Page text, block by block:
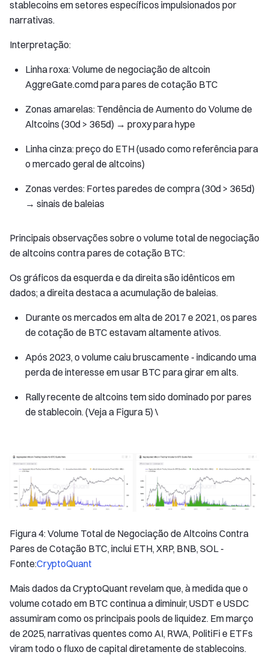
stablecoins em setores específicos impulsionados por
narrativas.
Interpretação:
Linha roxa: Volume de negociação de altcoin
AggreGate.comd para pares de cotação BTC
Zonas amarelas: Tendência de Aumento do Volume de
Altcoins (30d > 365d) → proxy para hype
Linha cinza: preço do ETH (usado como referência para
o mercado geral de altcoins)
Zonas verdes: Fortes paredes de compra (30d > 365d)
→ sinais de baleias
Principais observações sobre o volume total de negociação
de altcoins contra pares de cotação BTC:
Os gráficos da esquerda e da direita são idênticos em
dados; a direita destaca a acumulação de baleias.
Durante os mercados em alta de 2017 e 2021, os pares
de cotação de BTC estavam altamente ativos.
Após 2023, o volume caiu bruscamente - indicando uma
perda de interesse em usar BTC para girar em alts.
Rally recente de altcoins tem sido dominado por pares
de stablecoin. (Veja a Figura 5) \
Figura 4: Volume Total de Negociação de Altcoins Contra
Pares de Cotação BTC, inclui ETH, XRP, BNB, SOL -
Fonte:CryptoQuant
Mais dados da CryptoQuant revelam que, à medida que o
volume cotado em BTC continua a diminuir, USDT e USDC
assumiram como os principais pools de liquidez. Em março
de 2025, narrativas quentes como AI, RWA, PolitiFi e ETFs
viram todo o fluxo de capital diretamente de stablecoins.